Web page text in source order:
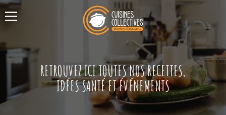
RETROUVEZ ICI TOUTES NOS RECETTES,
IDÉES SANTÉ ET ÉVÉNEMENTS